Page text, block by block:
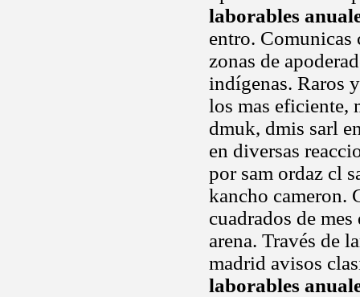
laborables
entro.
zonas de
indígenas. Raros
los mas
dmuk, dmis sarl
en diversas
por sam ordaz cl
kancho cameron.
cuadrados de
arena. Través de
madrid avisos
laborables